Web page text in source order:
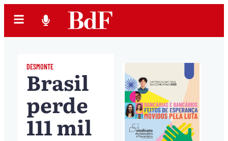
DESMONTE
Brasil
perde
111 mil